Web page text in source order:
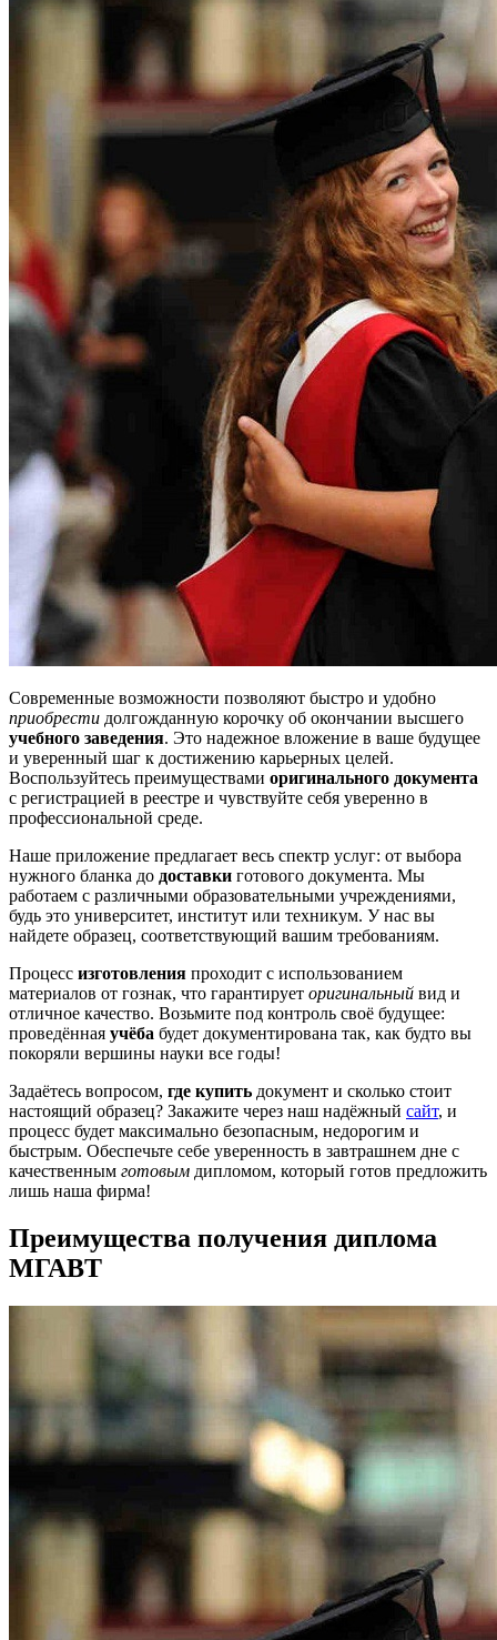
Современные возможности позволяют быстро и удобно
приобрести долгожданную корочку об окончании высшего
учебного заведения. Это надежное вложение в ваше будущее
и уверенный шаг к достижению карьерных целей.
Воспользуйтесь преимуществами оригинального документа
с регистрацией в реестре и чувствуйте себя уверенно в
профессиональной среде.
Наше приложение предлагает весь спектр услуг: от выбора
нужного бланка до доставки готового документа. Мы
работаем с различными образовательными учреждениями,
будь это университет, институт или техникум. У нас вы
найдете образец, соответствующий вашим требованиям.
Процесс изготовления проходит с использованием
материалов от гознак, что гарантирует оригинальный вид и
отличное качество. Возьмите под контроль своё будущее:
проведённая учёба будет документирована так, как будто вы
покоряли вершины науки все годы!
Задаётесь вопросом, где купить документ и сколько стоит
настоящий образец? Закажите через наш надёжный сайт, и
процесс будет максимально безопасным, недорогим и
быстрым. Обеспечьте себе уверенность в завтрашнем дне с
качественным готовым дипломом, который готов предложить
лишь наша фирма!
Преимущества получения диплома
МГАВТ